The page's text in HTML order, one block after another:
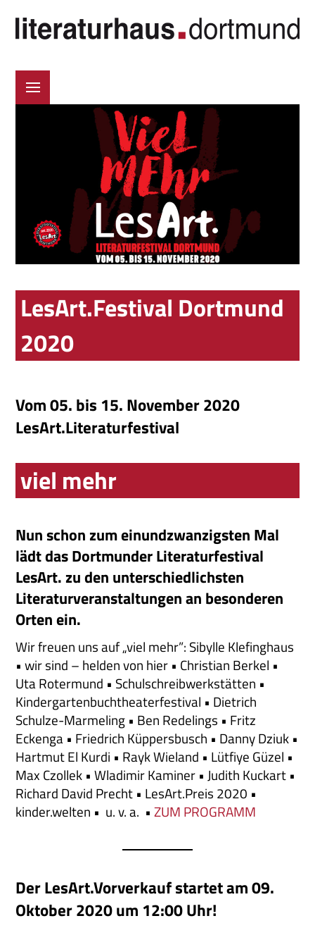
LesArt.Festival Dortmund
2020
Vom 05. bis 15. November 2020
LesArt.Literaturfestival
viel mehr
Nun schon zum einundzwanzigsten Mal
lädt das Dortmunder Literaturfestival
LesArt. zu den unterschiedlichsten
Literaturveranstaltungen an besonderen
Orten ein.
Wir freuen uns auf „viel mehr”: Sibylle Klefinghaus
• wir sind – helden von hier • Christian Berkel •
Uta Rotermund • Schulschreibwerkstätten •
Kindergartenbuchtheaterfestival • Dietrich
Schulze-Marmeling • Ben Redelings • Fritz
Eckenga • Friedrich Küppersbusch • Danny Dziuk •
Hartmut El Kurdi • Rayk Wieland • Lütfiye Güzel •
Max Czollek • Wladimir Kaminer • Judith Kuckart •
Richard David Precht • LesArt.Preis 2020 •
kinder.welten • u. v. a. •ZUM PROGRAMM
Der LesArt.Vorverkauf startet am 09.
Oktober 2020 um 12:00 Uhr!